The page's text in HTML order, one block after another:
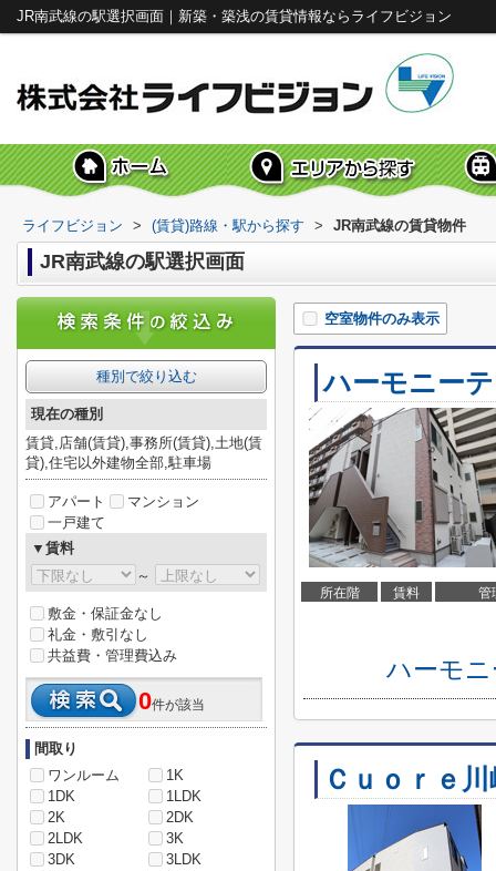
JR南武線の駅選択画面｜新築・築浅の賃貸情報ならライフビジョン
ライフビジョン > (賃貸)路線・駅から探す > JR南武線の賃貸物件
JR南武線の駅選択画面
空室物件のみ表示
ハーモニー
所在階 賃料 管
ハーモ
Ｃｕｏｒｅ川
種別で絞り込む
現在の種別
賃貸,店舗(賃貸),事務所(賃貸),土地(賃
貸),住宅以外建物全部,駐車場
アパート
マンション
一戸建て
▼賃料
～
敷金・保証金なし
礼金・敷引なし
共益費・管理費込み
0件が該当
間取り
ワンルーム
1K
1DK
1LDK
2K
2DK
2LDK
3K
3DK
3LDK